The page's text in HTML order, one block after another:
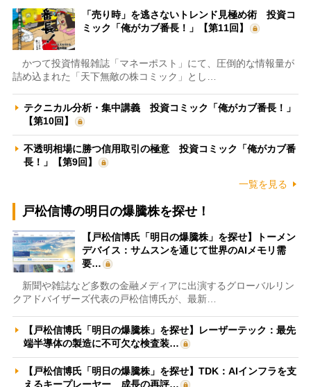
「売り時」を逃さないトレンド見極め術 投資コ
ミック「俺がカブ番長！」【第11回】
かつて投資情報雑誌「マネーポスト」にて、圧倒的な情報量が
詰め込まれた「天下無敵の株コミック」とし…
テクニカル分析・集中講義 投資コミック「俺がカブ番長！」
【第10回】
不透明相場に勝つ信用取引の極意 投資コミック「俺がカブ番
長！」【第9回】
一覧を見る
戸松信博の明日の爆騰株を探せ！
【戸松信博氏「明日の爆騰株」を探せ】トーメン
デバイス：サムスンを通じて世界のAIメモリ需
要…
新聞や雑誌など多数の金融メディアに出演するグローバルリン
クアドバイザーズ代表の戸松信博氏が、最新…
【戸松信博氏「明日の爆騰株」を探せ】レーザーテック：最先
端半導体の製造に不可欠な検査装…
【戸松信博氏「明日の爆騰株」を探せ】TDK：AIインフラを支
えるキープレーヤー 成長の再評…